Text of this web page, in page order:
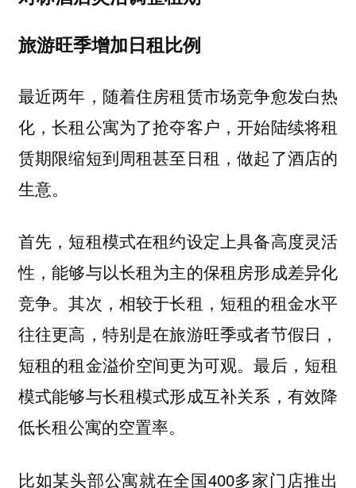
旅游旺季增加日租比例
最近两年，随着住房租赁市场竞争愈发白热
化，长租公寓为了抢夺客户，开始陆续将租
赁期限缩短到周租甚至日租，做起了酒店的
生意。
首先，短租模式在租约设定上具备高度灵活
性，能够与以长租为主的保租房形成差异化
竞争。其次，相较于长租，短租的租金水平
往往更高，特别是在旅游旺季或者节假日，
短租的租金溢价空间更为可观。最后，短租
模式能够与长租模式形成互补关系，有效降
低长租公寓的空置率。
比如某头部公寓就在全国400多家门店推出